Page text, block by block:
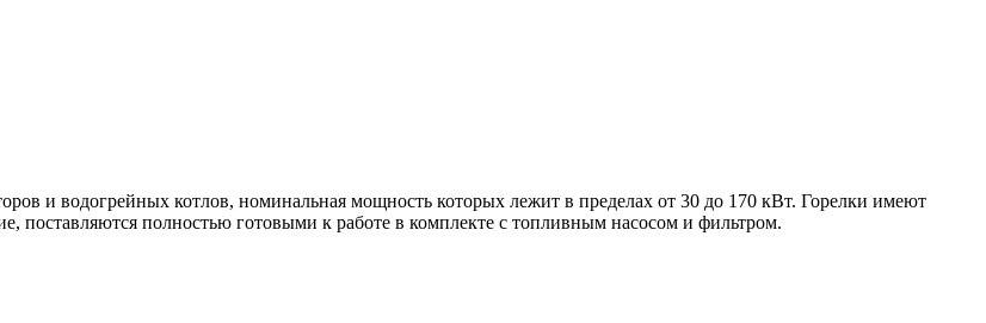
и водогрейных котлов, номинальная мощность которых лежит в пределах от 30 до 170 кВт. Горелки имеют
поставляются полностью готовыми к работе в комплекте с топливным насосом и фильтром.